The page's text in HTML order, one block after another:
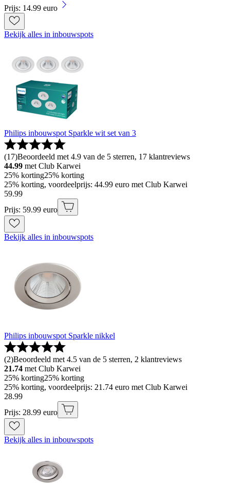
Prijs: 14.99 euro
Bekijk alles in inbouwspots
Philips inbouwspot Sparkle wit set van 3
(17)Beoordeeld met 4.9 van de 5 sterren, 17 klantreviews
44.99 met Club Karwei
25% korting25% korting
25% korting, voordeelprijs: 44.99 euro met Club Karwei
59.99
Prijs: 59.99 euro
Bekijk alles in inbouwspots
Philips inbouwspot Sparkle nikkel
(2)Beoordeeld met 4.5 van de 5 sterren, 2 klantreviews
21.74 met Club Karwei
25% korting25% korting
25% korting, voordeelprijs: 21.74 euro met Club Karwei
28.99
Prijs: 28.99 euro
Bekijk alles in inbouwspots